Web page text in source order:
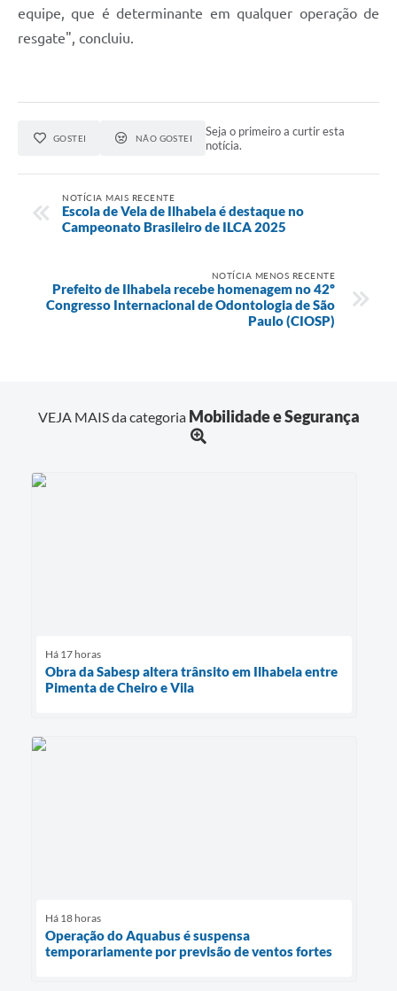
equipe, que é determinante em qualquer operação de
resgate", concluiu.
GOSTEI NÃO GOSTEI
Seja o primeiro a curtir esta
notícia.
NOTÍCIA MAIS RECENTE
Escola de Vela de Ilhabela é destaque no
Campeonato Brasileiro de ILCA 2025
NOTÍCIA MENOS RECENTE
Prefeito de Ilhabela recebe homenagem no 42º
Congresso Internacional de Odontologia de São
Paulo (CIOSP)
VEJA MAIS da categoria Mobilidade e Segurança
Há 17 horas
Obra da Sabesp altera trânsito em Ilhabela entre
Pimenta de Cheiro e Vila
Há 18 horas
Operação do Aquabus é suspensa
temporariamente por previsão de ventos fortes